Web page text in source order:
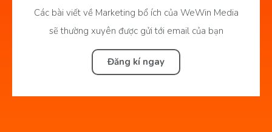
Các bài viết về Marketing bổ ích của WeWin Media
sẽ thường xuyên được gửi tới email của bạn
Đăng kí ngay